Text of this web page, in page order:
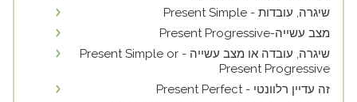
שיגרה, עובדות - Present Simple
מצב עשייה-Present Progressive
שיגרה, עובדה או מצב עשייה - Present Simple or
Present Progressive
זה עדיין רלוונטי - Present Perfect